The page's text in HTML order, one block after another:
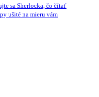
sa Sherlocka, čo čítať
ušité na mieru vám